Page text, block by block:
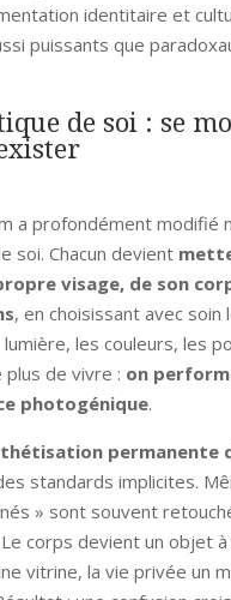
identitaire et
puissants que
de soi : se
a profondément modifié
soi. Chacun devient
visage, de son
, en choisissant avec soin
les couleurs, les
de vivre : on
photogénique.
permanente
standards implicites.
» sont souvent
Le corps devient un objet
vitrine, la vie privée un